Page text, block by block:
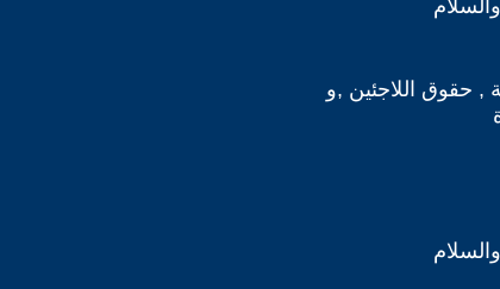
, حقوق اللاجئين ,و